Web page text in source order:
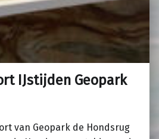
IJstijden Geopark
van Geopark de Hondsrug